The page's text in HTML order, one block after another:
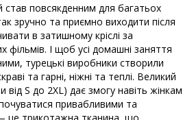
повсякденним для багатьох
зручно та приємно виходити після
в затишному кріслі за
фільмів. І щоб усі домашні заняття
турецькі виробники створили
та гарні, ніжні та теплі. Великий
від S до 2XL) дає змогу навіть жінкам
привабливими та
трикотажна тканина, що